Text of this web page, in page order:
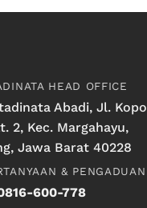
HEAD OFFICE
Abadi, Jl. Kopo
2, Kec. Margahayu,
Jawa Barat 40228
& PENGADUAN
600-778